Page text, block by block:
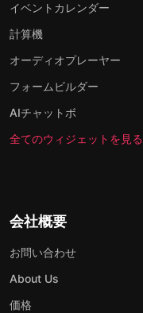
イベントカレンダー
計算機
オーディオプレーヤー
フォームビルダー
AIチャットボ
全てのウィジェットを見る
会社概要
お問い合わせ
About Us
価格